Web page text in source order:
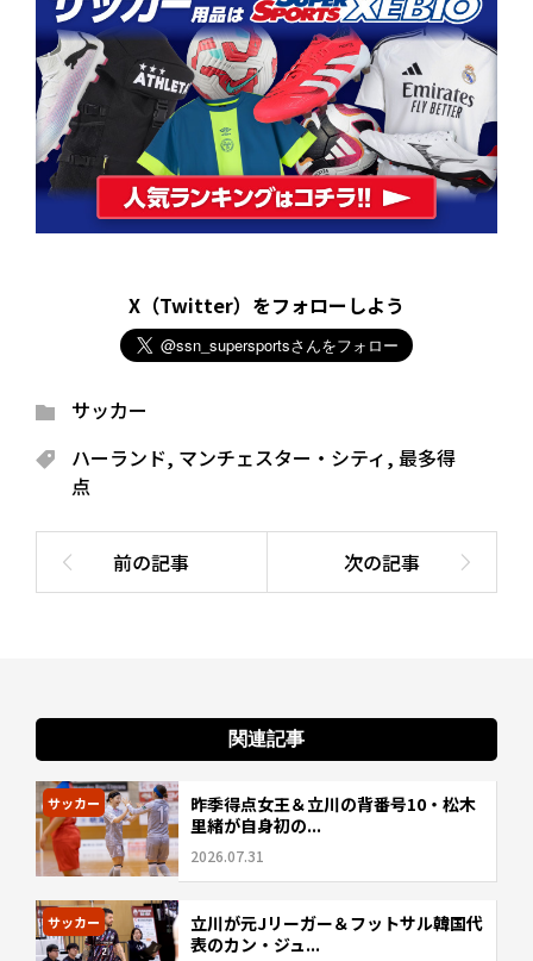
X（Twitter）をフォローしよう
サッカー
ハーランド, マンチェスター・シティ, 最多得
点
関連記事
サッカー
昨季得点女王＆立川の背番号10・松木
里緒が自身初の...
2026.07.31
サッカー
立川が元Jリーガー＆フットサル韓国代
表のカン・ジュ...